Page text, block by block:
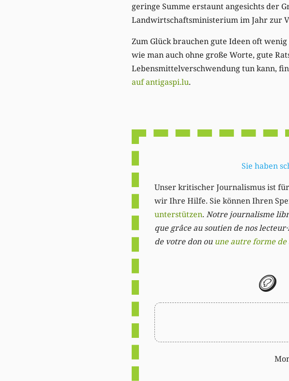
geringe Summe erstaunt angesichts der
Landwirtschaftsministerium im Jahr zur
Zum Glück brauchen gute Ideen oft
wie man auch ohne große Worte, gute
Lebensmittelverschwendung tun kann,
auf antigaspi.lu.
Sie haben
Unser kritischer Journalismus ist
wir Ihre Hilfe. Sie können Ihren
unterstützen. Notre journalisme
que grâce au soutien de nos
de votre don ou une autre forme
🪙